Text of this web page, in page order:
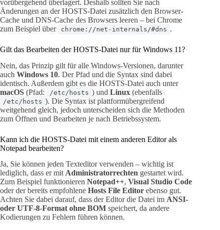
vorübergehend überlagert. Deshalb sollten Sie nach
Änderungen an der HOSTS-Datei zusätzlich den Browser-
Cache und DNS-Cache des Browsers leeren – bei Chrome
zum Beispiel über
chrome://net-internals/#dns .
Gilt das Bearbeiten der HOSTS-Datei nur für Windows 11?
Nein, das Prinzip gilt für alle Windows-Versionen, darunter
auch Windows 10. Der Pfad und die Syntax sind dabei
identisch. Außerdem gibt es die HOSTS-Datei auch unter
macOS (Pfad: /etc/hosts ) und Linux (ebenfalls
/etc/hosts ). Die Syntax ist plattformübergreifend
weitgehend gleich, jedoch unterscheiden sich die Methoden
zum Öffnen und Bearbeiten je nach Betriebssystem.
Kann ich die HOSTS-Datei mit einem anderen Editor als
Notepad bearbeiten?
Ja, Sie können jeden Texteditor verwenden – wichtig ist
lediglich, dass er mitAdministratorrechten gestartet wird.
Zum Beispiel funktionieren Notepad++, Visual Studio Code
oder der bereits empfohlene Hosts File Editor ebenso gut.
Achten Sie dabei darauf, dass der Editor die Datei im ANSI-
oder UTF-8-Format ohne BOM speichert, da andere
Kodierungen zu Fehlern führen können.